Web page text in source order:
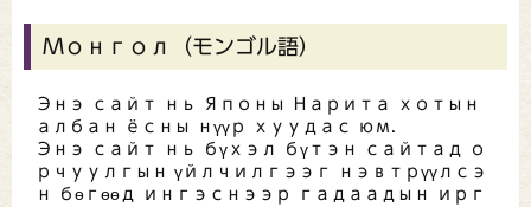
Монгол（モンゴル語）
Энэ сайт нь Японы Нарита хотын
албан ёсны нүүр хуудас юм.
Энэ сайт нь бүхэл бүтэн сайтад о
рчуулгын үйлчилгээг нэвтрүүлсэ
н бөгөөд ингэснээр гадаадын ирг